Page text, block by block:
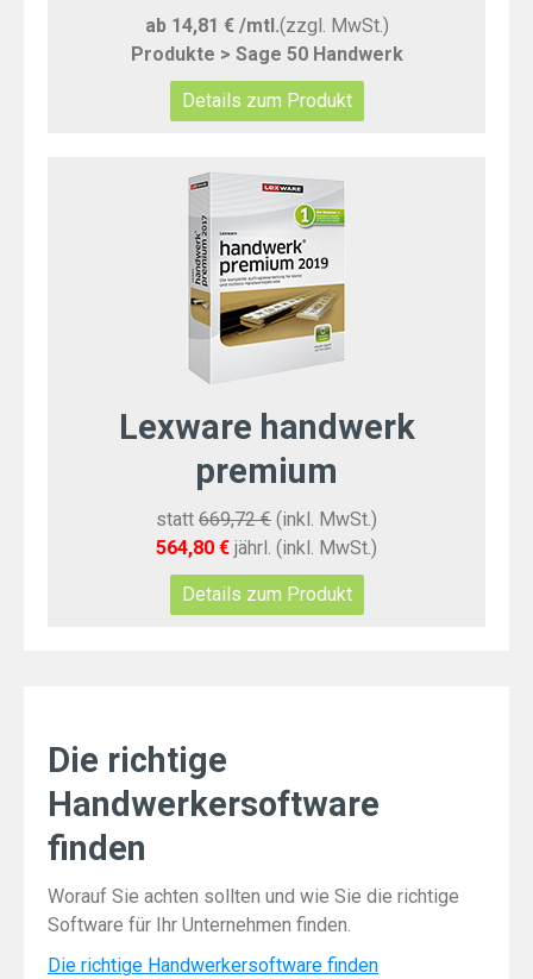
ab 14,81 € /mtl.(zzgl. MwSt.)
Produkte > Sage 50 Handwerk
Details zum Produkt
Lexware handwerk
premium
statt 669,72 € (inkl. MwSt.)
564,80 € jährl. (inkl. MwSt.)
Details zum Produkt
Die richtige
Handwerkersoftware
finden
Worauf Sie achten sollten und wie Sie die richtige
Software für Ihr Unternehmen finden.
Die richtige Handwerkersoftware finden